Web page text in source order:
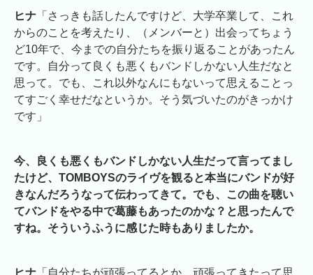
ヒナ 「さっきも話したんですけど、大学卒業して、これ
からのことを考えたり、（メンバーと）出会ってちょう
ど10年で、今までの自分たちを振り返ることがあったん
です。自分って良くも悪くもバンドしかない人生だなと
思って。でも、これ以外なんにもないって思えることっ
てすごく幸せだなというか。そう気づいたのがきっかけ
です」
今、良くも悪くもバンドしかない人生だって言ってまし
たけど、TOMBOYSのライヴを観ると本当にバンドが好
きなんだろうなって伝わってきて。でも、この曲を聴い
てバンドをやる中で葛藤もあったのかな？と思ったんで
すね。そういうふうに感じた時もありましたか。
ヒナ 「自分たちが頑張ってるとか、頑張ってきたって思